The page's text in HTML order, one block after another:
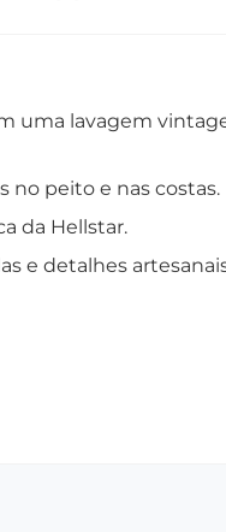
uma lavagem
no peito e nas costas.
da Hellstar.
e detalhes